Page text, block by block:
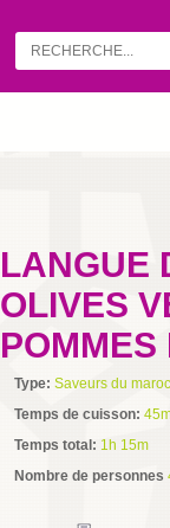
LANGUE
OLIVES
POMMES
Type: Saveurs du maroc
Temps de cuisson:
Temps total: 1h 15m
Nombre de personnes